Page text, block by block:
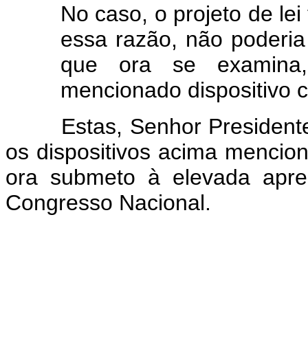
No caso, o projeto de
essa razão, não
que ora se
mencionado dispositivo
Estas, Senhor
os dispositivos acima
ora submeto à elevada
Congresso Nacional.